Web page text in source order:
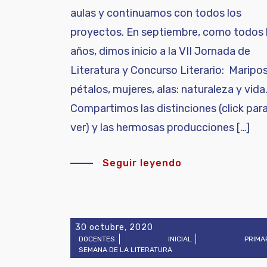
aulas y continuamos con todos los
proyectos. En septiembre, como todos
años, dimos inicio a la VII Jornada de
Literatura y Concurso Literario:
pétalos, mujeres, alas: naturaleza y vida.
Compartimos las distinciones (click
ver) y las hermosas producciones […]
Seguir leyendo
30 octubre, 2020
DOCENTES INICIAL
SEMANA DE LA LITERATURA